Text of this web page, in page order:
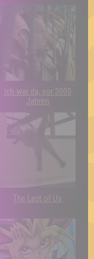
Ich war da, vor 3000
Jahren
The Last of Us